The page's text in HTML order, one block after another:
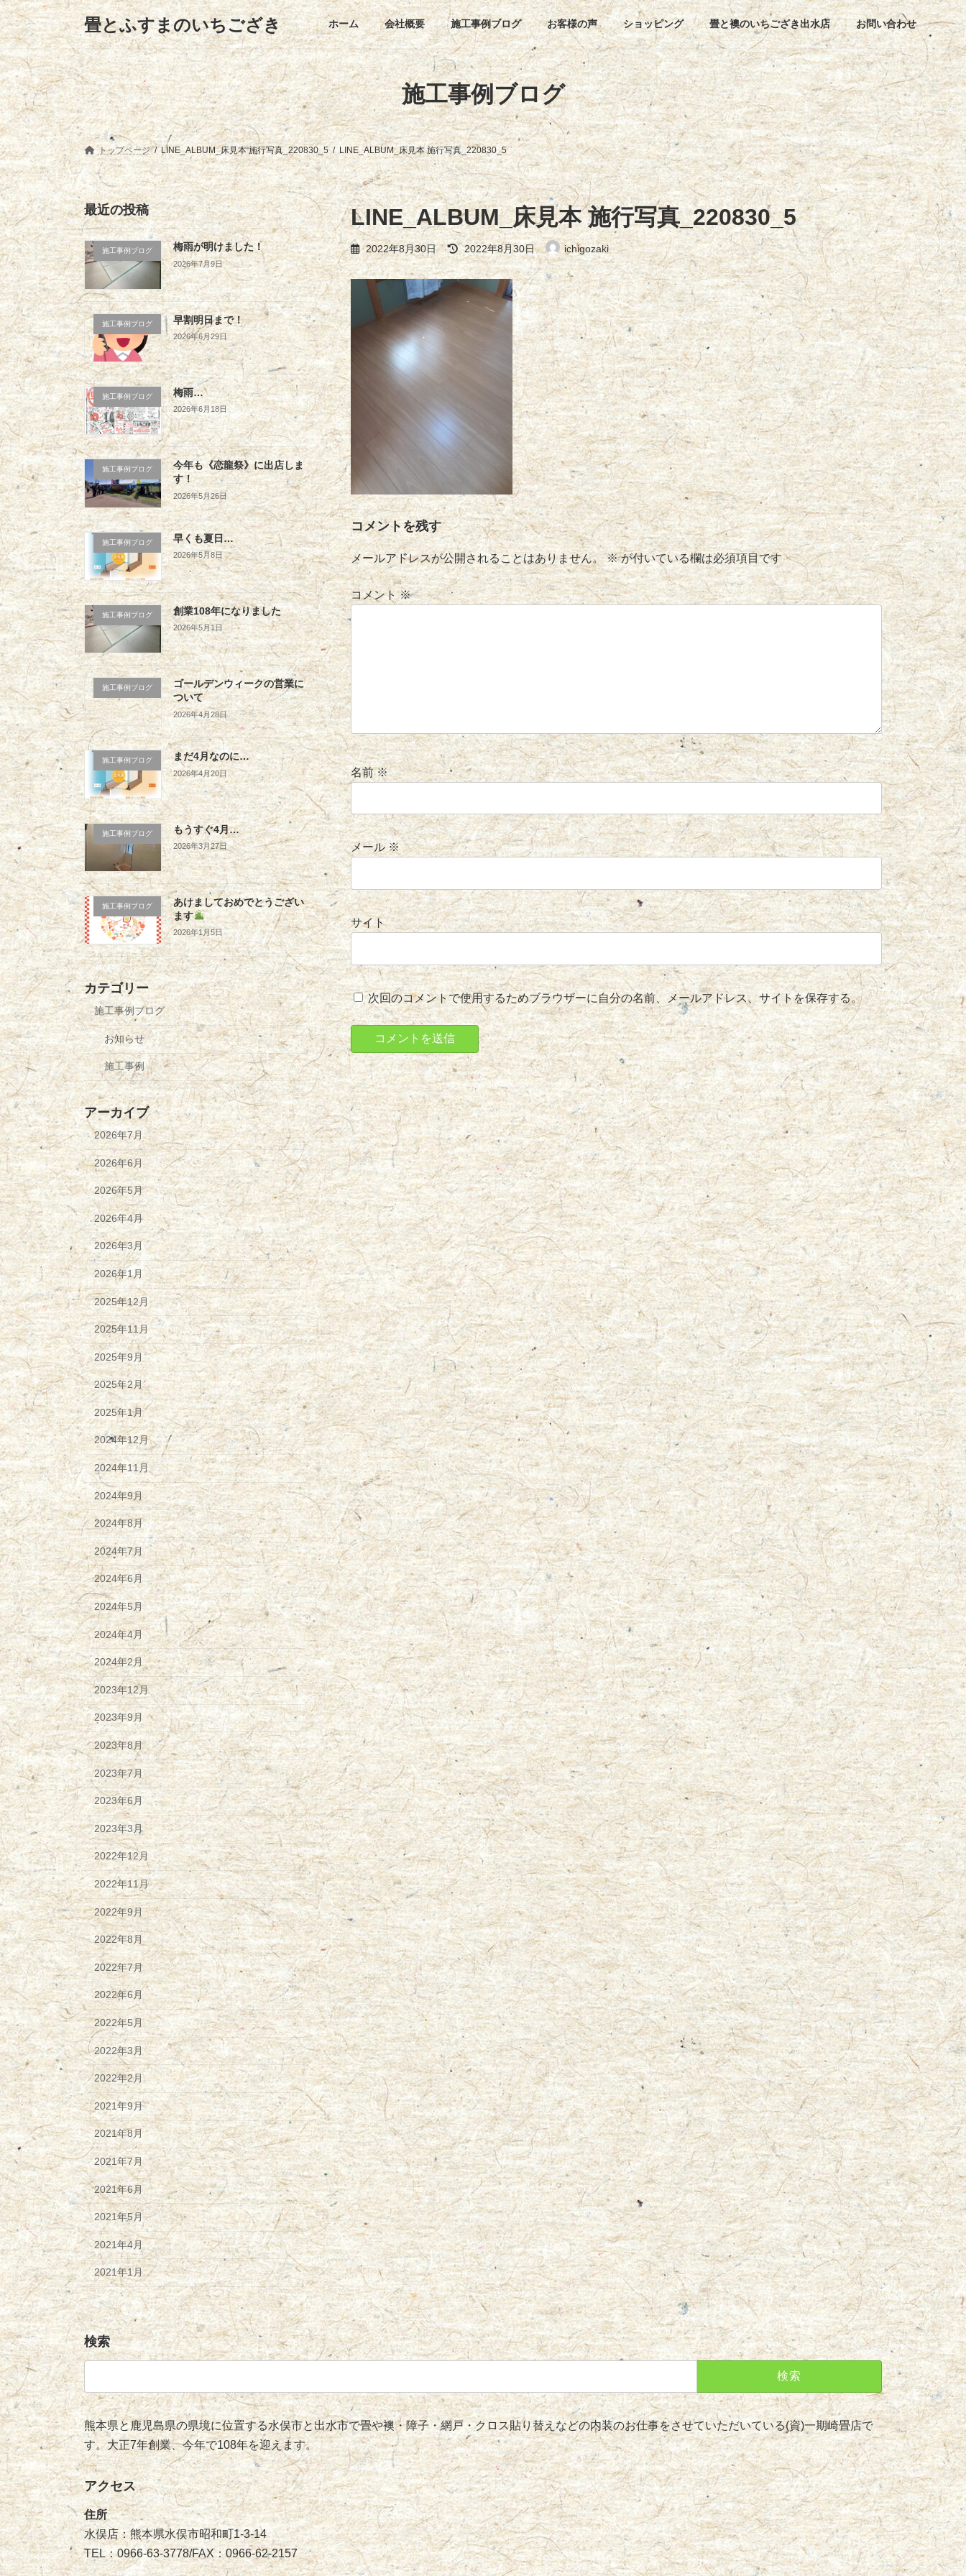
コ
ン
テ
ン
ツ
へ
ス
キ
ッ
プ
ナ
ビ
ゲ
ー
シ
ョ
ン
に
移
動
畳とふすまのいちござき ホーム 会社概要 施工事例ブログ お客様の声 ショッピング 畳と襖のいちござき出水店 お問い合わせ
施工事例ブログ
トップページ LINE_ALBUM_床見本 施行写真_220830_5 LINE_ALBUM_床見本 施行写真_220830_5
LINE_ALBUM_床見本 施行写真_220830_5
2022年8月30日
最
終
更
新
日
2022年8月30日 ichigozaki
コメントを残す
メールアドレスが公開されることはありません。 ※が付いている欄は必須項目です
コメント※
名前※
メール ※
サイト
次回のコメントで使用するためブラウザーに自分の名前、メールアドレス、サイトを保存する。
最近の投稿
施工事例ブログ 梅雨が明けました！
2026年7月9日
施工事例ブログ 早割明日まで！
2026年6月29日
施工事例ブログ 梅雨…
2026年6月18日
施工事例ブログ
今年も《恋龍祭》に出店しま
す！
2026年5月26日
施工事例ブログ 早くも夏日…
2026年5月8日
施工事例ブログ 創業108年になりました
2026年5月1日
施工事例ブログ
ゴールデンウィークの営業に
ついて
2026年4月28日
施工事例ブログ まだ4月なのに…
2026年4月20日
施工事例ブログ もうすぐ4月…
2026年3月27日
施工事例ブログ
あけましておめでとうござい
ます
2026年1月5日
カテゴリー
施工事例ブログ
お知らせ
施工事例
アーカイブ
2026年7月
2026年6月
2026年5月
2026年4月
2026年3月
2026年1月
2025年12月
2025年11月
2025年9月
2025年2月
2025年1月
2024年12月
2024年11月
2024年9月
2024年8月
2024年7月
2024年6月
2024年5月
2024年4月
2024年2月
2023年12月
2023年9月
2023年8月
2023年7月
2023年6月
2023年3月
2022年12月
2022年11月
2022年9月
2022年8月
2022年7月
2022年6月
2022年5月
2022年3月
2022年2月
2021年9月
2021年8月
2021年7月
2021年6月
2021年5月
2021年4月
2021年1月
検索
熊本県と鹿児島県の県境に位置する水俣市と出水市で畳や襖・障子・網戸・クロス貼り替えなどの内装のお仕事をさせていただいている(資)一期崎畳店で
す。大正7年創業、今年で108年を迎えます。
アクセス
住所
水俣店：熊本県水俣市昭和町1-3-14
TEL：0966-63-3778/FAX：0966-62-2157